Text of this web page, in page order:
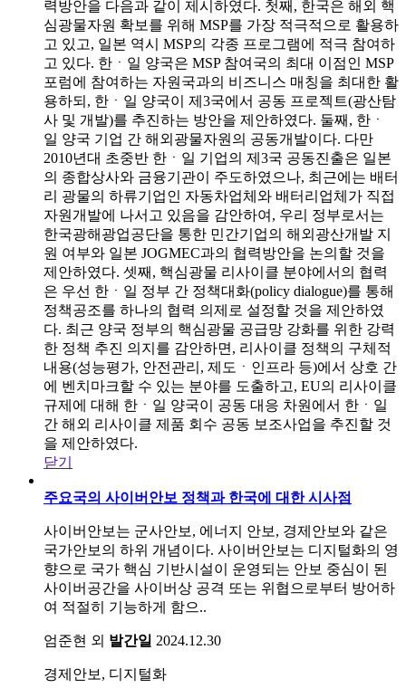
력방안을 다음과 같이 제시하였다. 첫째, 한국은 해외 핵
심광물자원 확보를 위해 MSP를 가장 적극적으로 활용하
고 있고, 일본 역시 MSP의 각종 프로그램에 적극 참여하
고 있다. 한ㆍ일 양국은 MSP 참여국의 최대 이점인 MSP
포럼에 참여하는 자원국과의 비즈니스 매칭을 최대한 활
용하되, 한ㆍ일 양국이 제3국에서 공동 프로젝트(광산탐
사 및 개발)를 추진하는 방안을 제안하였다. 둘째, 한ㆍ
일 양국 기업 간 해외광물자원의 공동개발이다. 다만
2010년대 초중반 한ㆍ일 기업의 제3국 공동진출은 일본
의 종합상사와 금융기관이 주도하였으나, 최근에는 배터
리 광물의 하류기업인 자동차업체와 배터리업체가 직접
자원개발에 나서고 있음을 감안하여, 우리 정부로서는
한국광해광업공단을 통한 민간기업의 해외광산개발 지
원 여부와 일본 JOGMEC과의 협력방안을 논의할 것을
제안하였다. 셋째, 핵심광물 리사이클 분야에서의 협력
은 우선 한ㆍ일 정부 간 정책대화(policy dialogue)를 통해
정책공조를 하나의 협력 의제로 설정할 것을 제안하였
다. 최근 양국 정부의 핵심광물 공급망 강화를 위한 강력
한 정책 추진 의지를 감안하면, 리사이클 정책의 구체적
내용(성능평가, 안전관리, 제도ㆍ인프라 등)에서 상호 간
에 벤치마크할 수 있는 분야를 도출하고, EU의 리사이클
규제에 대해 한ㆍ일 양국이 공동 대응 차원에서 한ㆍ일
간 해외 리사이클 제품 회수 공동 보조사업을 추진할 것
을 제안하였다.
닫기
주요국의 사이버안보 정책과 한국에 대한 시사점
사이버안보는 군사안보, 에너지 안보, 경제안보와 같은
국가안보의 하위 개념이다. 사이버안보는 디지털화의 영
향으로 국가 핵심 기반시설이 운영되는 안보 중심이 된
사이버공간을 사이버상 공격 또는 위협으로부터 방어하
여 적절히 기능하게 함으..
엄준현 외 발간일 2024.12.30
경제안보, 디지털화